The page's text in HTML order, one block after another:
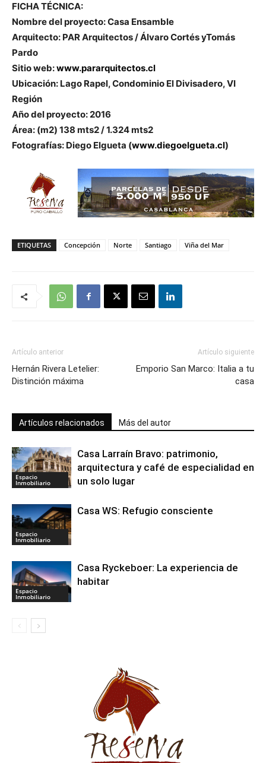
FICHA TÉCNICA:
Nombre del proyecto: Casa Ensamble
Arquitecto: PAR Arquitectos / Álvaro Cortés yTomás
Pardo
Sitio web:www.pararquitectos.cl
Ubicación: Lago Rapel, Condominio El Divisadero, VI
Región
Año del proyecto: 2016
Área: (m2) 138 mts2 / 1.324 mts2
Fotografías: Diego Elgueta (www.diegoelgueta.cl)
ETIQUETAS Concepción Norte Santiago Viña del Mar
Artículo anterior
Hernán Rivera Letelier:
Distinción máxima
Artículo siguiente
Emporio San Marco: Italia a tu
casa
Artículos relacionados Más del autor
Espacio
Inmobiliario
Casa Larraín Bravo: patrimonio,
arquitectura y café de especialidad en
un solo lugar
Espacio
Inmobiliario
Casa WS: Refugio consciente
Espacio
Inmobiliario
Casa Ryckeboer: La experiencia de
habitar